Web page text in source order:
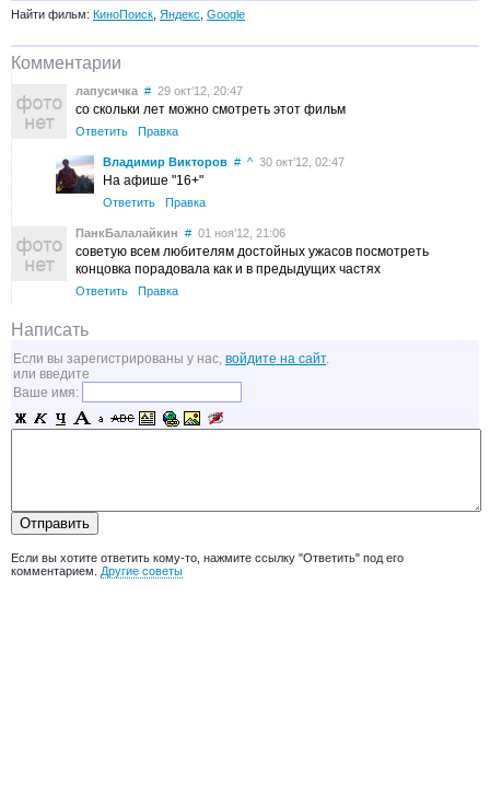
Найти фильм: КиноПоиск Яндекс Google
Комментарии
лапусичка # 29 окт’12, 20:47
со скольки лет можно смотреть этот фильм
Ответить Правка
Владимир Викторов # ^ 30 окт’12, 02:47
На афише "16+"
Ответить Правка
ПанкБалалайкин # 01 ноя’12, 21:06
советую всем любителям достойных ужасов посмотреть
концовка порадовала как и в предыдущих частях
Ответить Правка
Написать
Если вы зарегистрированы у нас, войдите на сайт.
или введите
Ваше имя:
Если вы хотите ответить кому-то, нажмите ссылку "Ответить" под его
комментарием. Другие советы